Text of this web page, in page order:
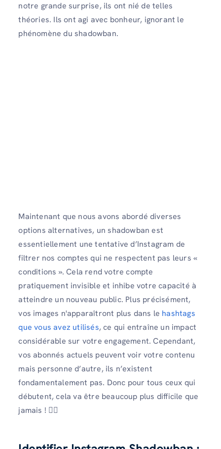
notre grande surprise, ils ont nié de telles
théories. Ils ont agi avec bonheur, ignorant le
phénomène du shadowban.
Maintenant que nous avons abordé diverses
options alternatives, un shadowban est
essentiellement une tentative d’Instagram de
filtrer nos comptes qui ne respectent pas leurs «
conditions ». Cela rend votre compte
pratiquement invisible et inhibe votre capacité à
atteindre un nouveau public. Plus précisément,
vos images n'apparaîtront plus dans le hashtags
que vous avez utilisés, ce qui entraîne un impact
considérable sur votre engagement. Cependant,
vos abonnés actuels peuvent voir votre contenu
mais personne d’autre, ils n’existent
fondamentalement pas. Donc pour tous ceux qui
débutent, cela va être beaucoup plus difficile que
jamais ! 🤦‍♂️